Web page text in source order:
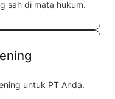
sah di mata hukum.
untuk PT Anda.